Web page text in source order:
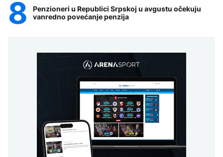
Penzioneri u Republici Srpskoj u avgustu očekuju
vanredno povećanje penzija